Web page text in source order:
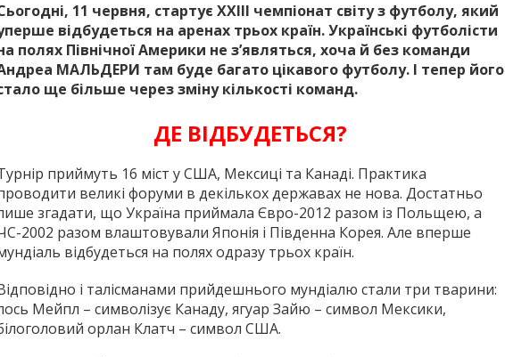
11 червня, стартує ХХІІІ чемпіонат світу з футболу, який
відбудеться на аренах трьох країн. Українські футболісти
полях Північної Америки не з’являться, хоча й без команди
МАЛЬДЕРИ там буде багато цікавого футболу. І тепер його
ще більше через зміну кількості команд.
ДЕ ВІДБУДЕТЬСЯ?
приймуть 16 міст у США, Мексиці та Канаді. Практика
великі форуми в декількох державах не нова. Достатньо
згадати, що Україна приймала Євро-2012 разом із Польщею, а
2002 разом влаштовували Японія і Південна Корея. Але вперше
відбудеться на полях одразу трьох країн.
і талісманами прийдешнього мундіалю стали три тварини:
Мейпл – символізує Канаду, ягуар Зайю – символ Мексики,
орлан Клатч – символ США.